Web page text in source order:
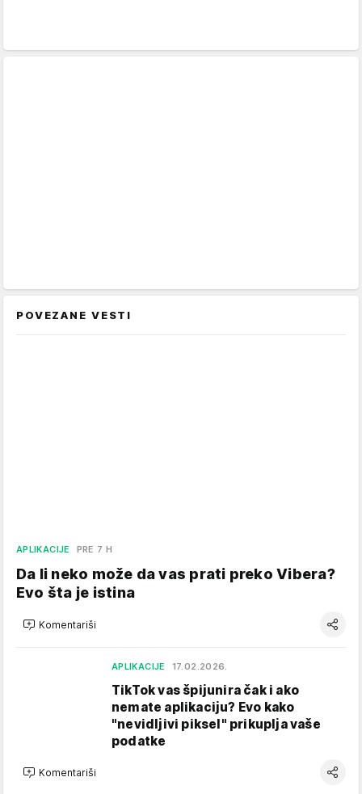
POVEZANE VESTI
APLIKACIJE PRE 7 H
Da li neko može da vas prati preko Vibera?
Evo šta je istina
Komentariši
APLIKACIJE 17.02.2026.
TikTok vas špijunira čak i ako
nemate aplikaciju? Evo kako
"nevidljivi piksel" prikuplja vaše
podatke
Komentariši